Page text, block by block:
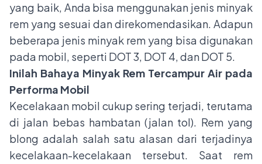
yang baik, Anda bisa menggunakan jenis minyak
rem yang sesuai dan direkomendasikan. Adapun
beberapa jenis minyak rem yang bisa digunakan
pada mobil, seperti DOT 3, DOT 4, dan DOT 5.
Inilah Bahaya Minyak Rem Tercampur Air pada
Performa Mobil
Kecelakaan mobil cukup sering terjadi, terutama
di jalan bebas hambatan (jalan tol). Rem yang
blong adalah salah satu alasan dari terjadinya
kecelakaan-kecelakaan tersebut. Saat rem